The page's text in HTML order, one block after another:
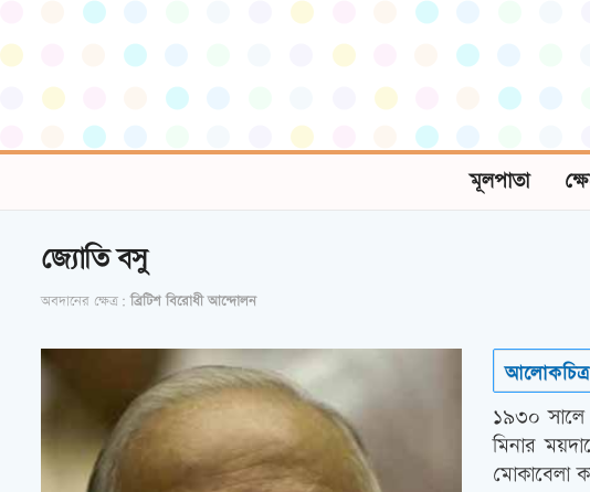
মূলপাতা
জ্যোতি বসু
অবদানের ক্ষেত্র: ব্রিটিশ বিরোধী আন্দোলন
১৯৩০ সালে
মিনার
মোকাবেলা